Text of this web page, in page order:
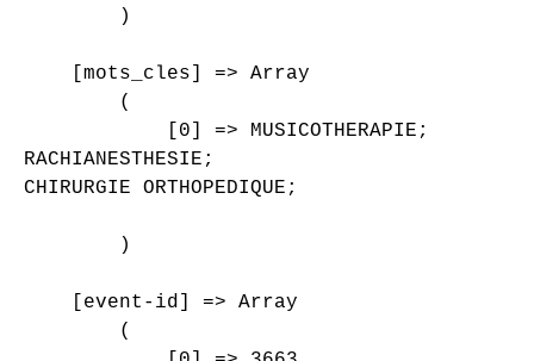
        )
    [mots_cles] => Array
        (
            [0] => MUSICOTHERAPIE;
RACHIANESTHESIE;
CHIRURGIE ORTHOPEDIQUE;
        )
    [event-id] => Array
        (